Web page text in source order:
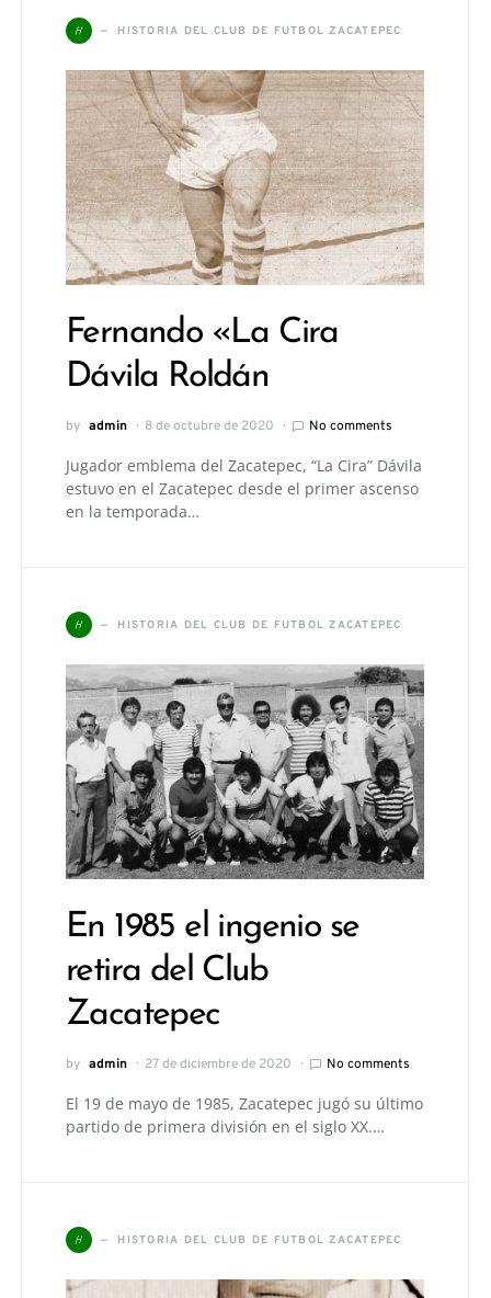
H HISTORIA DEL CLUB DE FUTBOL ZACATEPEC
Fernando «La Cira
Dávila Roldán
by admin 8 de octubre de 2020 No comments
Jugador emblema del Zacatepec, “La Cira” Dávila
estuvo en el Zacatepec desde el primer ascenso
en la temporada…
H HISTORIA DEL CLUB DE FUTBOL ZACATEPEC
En 1985 el ingenio se
retira del Club
Zacatepec
by admin 27 de diciembre de 2020 No comments
El 19 de mayo de 1985, Zacatepec jugó su último
partido de primera división en el siglo XX.…
H HISTORIA DEL CLUB DE FUTBOL ZACATEPEC